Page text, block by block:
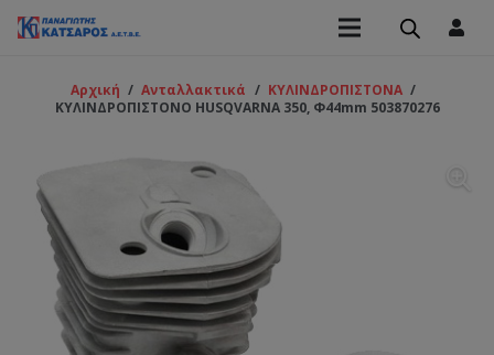
Αρχική / Ανταλλακτικά / ΚΥΛΙΝΔΡΟΠΙΣΤΟΝΑ /
ΚΥΛΙΝΔΡΟΠΙΣΤΟΝΟ HUSQVARNA 350, Φ44mm 503870276